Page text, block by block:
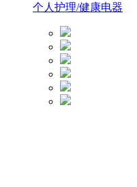
个人护理/健康电器